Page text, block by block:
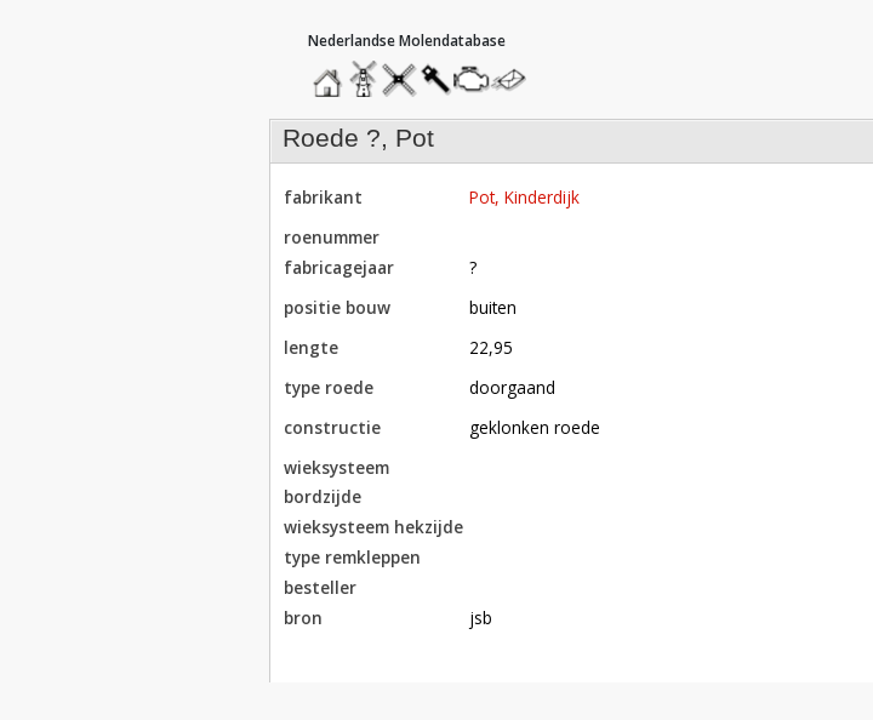
hoofdmenu
homemolendatabase
roedendatabase
assendatabase
motorendatabase
stuur
een
bericht
roede ?, Pot
fabrikant
Pot, Kinderdijk
roenummer
fabricagejaar
?
positie bouw
buiten
lengte
22,95
type roede
doorgaand
constructie
geklonken roede
wieksysteem
bordzijde
wieksysteem hekzijde
type remkleppen
besteller
bron